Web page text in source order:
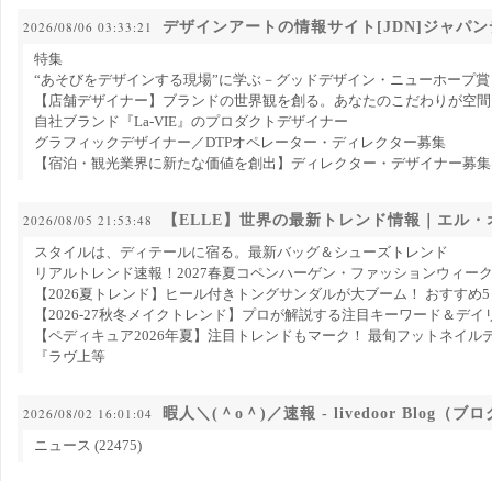
2026/08/06 03:33:21 デザインアートの情報サイト[JDN]ジャパ
特集
“あそびをデザインする現場”に学ぶ－グッドデザイン・ニューホープ
【店舗デザイナー】ブランドの世界観を創る。あなたのこだわりが空
自社ブランド『La-VIE』のプロダクトデザイナー
グラフィックデザイナー／DTPオペレーター・ディレクター募集
【宿泊・観光業界に新たな価値を創出】ディレクター・デザイナー募集
2026/08/05 21:53:48 【ELLE】世界の最新トレンド情報｜エル
スタイルは、ディテールに宿る。最新バッグ＆シューズトレンド
リアルトレンド速報！2027春夏コペンハーゲン・ファッションウィー
【2026夏トレンド】ヒール付きトングサンダルが大ブーム！ おすすめ
【2026-27秋冬メイクトレンド】プロが解説する注目キーワード＆デイ
【ペディキュア2026年夏】注目トレンドもマーク！ 最旬フットネイル
『ラヴ上等
2026/08/02 16:01:04 暇人＼(＾o＾)／速報 - livedoor Blog（ブロ
ニュース (22475)